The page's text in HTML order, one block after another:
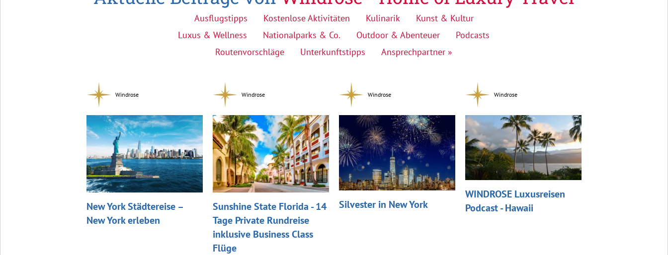
Ausflugstipps Kostenlose Aktivitäten Kulinarik
Kunst & Kultur
Luxus & Wellness
Nationalparks & Co. Outdoor & Abenteuer
Podcasts
Routenvorschläge
Unterkunftstipps Ansprechpartner »
Windrose
New York Städtereise –
New York erleben
Windrose
Sunshine State Florida - 14
Tage Private Rundreise
inklusive Business Class
Flüge
Windrose
Silvester in New York
Windrose
WINDROSE Luxusreisen
Podcast - Hawaii